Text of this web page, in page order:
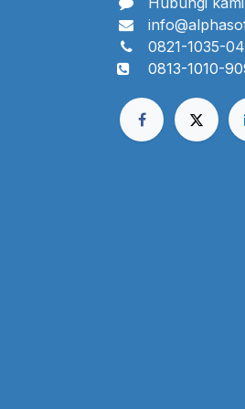
0821-1035-
0813-1010-